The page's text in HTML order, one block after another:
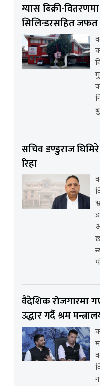
ग्यास बिक्री-
सिलिन्डरसहित
सचिव डण्डुराज
रिहा
वैदेशिक रोजगारमा
उद्धार गर्दै श्रम